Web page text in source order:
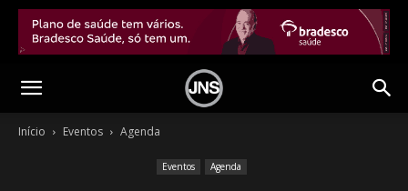
Início Eventos Agenda
Eventos Agenda